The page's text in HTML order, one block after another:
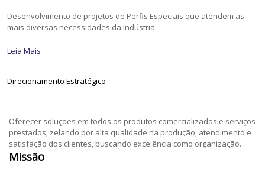
Desenvolvimento de projetos de Perfis Especiais que atendem as
mais diversas necessidades da Indústria.
Leia Mais
Direcionamento Estratégico
Oferecer soluções em todos os produtos comercializados e serviços
prestados, zelando por alta qualidade na produção, atendimento e
satisfação dos clientes, buscando excelência como organização.
Missão